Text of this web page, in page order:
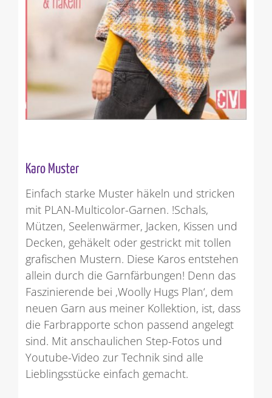
Karo Muster
Einfach starke Muster häkeln und stricken
mit PLAN-Multicolor-Garnen. !Schals,
Mützen, Seelenwärmer, Jacken, Kissen und
Decken, gehäkelt oder gestrickt mit tollen
grafischen Mustern. Diese Karos entstehen
allein durch die Garnfärbungen! Denn das
Faszinierende bei ‚Woolly Hugs Plan‘, dem
neuen Garn aus meiner Kollektion, ist, dass
die Farbrapporte schon passend angelegt
sind. Mit anschaulichen Step-Fotos und
Youtube-Video zur Technik sind alle
Lieblingsstücke einfach gemacht.